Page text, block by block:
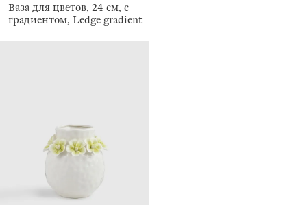
Ваза для цветов, 24 см, с
градиентом, Ledge gradient